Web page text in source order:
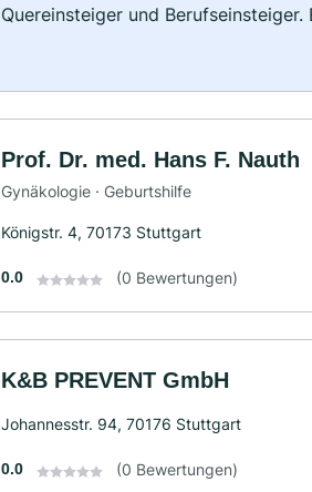
Quereinsteiger und
Prof. Dr. med. Hans F. Nauth
Gynäkologie · Geburtshilfe
Königstr. 4, 70173 Stuttgart
0.0 (0 Bewertungen)
K&B PREVENT GmbH
Johannesstr. 94, 70176 Stuttgart
0.0 (0 Bewertungen)